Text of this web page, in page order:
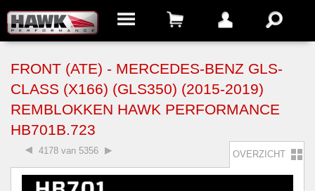
FRONT (ATE) - MERCEDES-BENZ GLS-
CLASS (X166) (GLS350) (2015-2019)
REMBLOKKEN HAWK PERFORMANCE
HB701B.723
4178 van 5356 OVERZICHT